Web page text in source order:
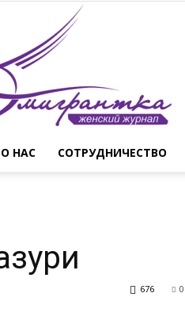
О НАС СОТРУДНИЧЕСТВО
0
676